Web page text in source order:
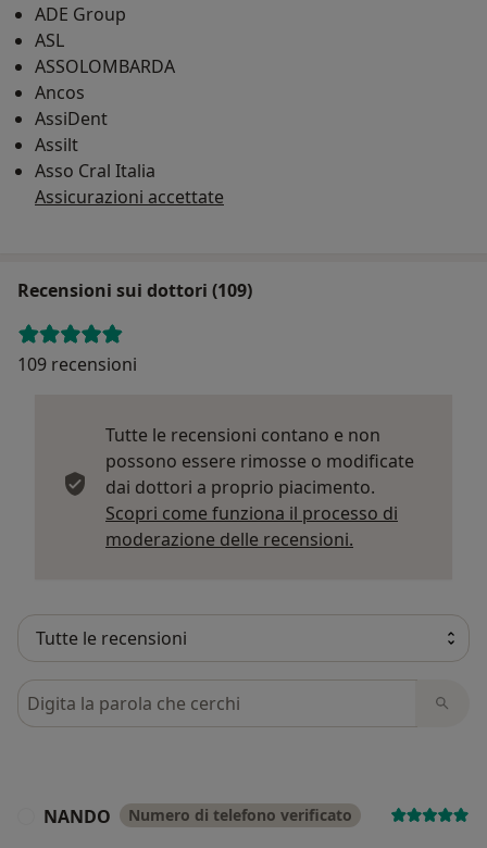
ADE Group
ASL
ASSOLOMBARDA
Ancos
AssiDent
Assilt
Asso Cral Italia
Assicurazioni accettate
Recensioni sui dottori (109)
109 recensioni
Tutte le recensioni contano e non
possono essere rimosse o modificate
dai dottori a proprio piacimento.
Scopri come funziona il processo di
moderazione delle recensioni.
Cerca nelle recensioni
NANDO Numero di telefono verificato